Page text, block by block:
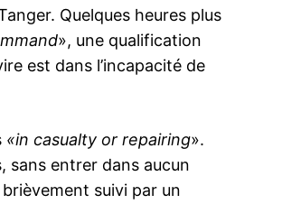
Insight Publications
Quelques heures plus
», une qualification
est dans l’incapacité de
«in casualty or repairing».
sans entrer dans aucun
suivi par un